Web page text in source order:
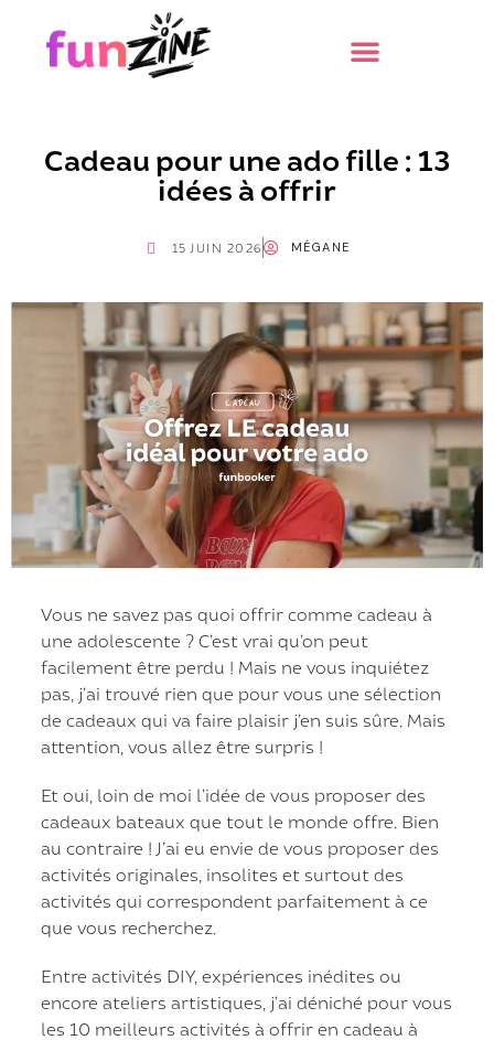
Cadeau pour une ado fille : 13
idées à offrir
15 JUIN 2026 MÉGANE
Vous ne savez pas quoi offrir comme cadeau à
une adolescente ? C’est vrai qu’on peut
facilement être perdu ! Mais ne vous inquiétez
pas, j’ai trouvé rien que pour vous une sélection
de cadeaux qui va faire plaisir j’en suis sûre. Mais
attention, vous allez être surpris !
Et oui, loin de moi l’idée de vous proposer des
cadeaux bateaux que tout le monde offre. Bien
au contraire ! J’ai eu envie de vous proposer des
activités originales, insolites et surtout des
activités qui correspondent parfaitement à ce
que vous recherchez.
Entre activités DIY, expériences inédites ou
encore ateliers artistiques, j’ai déniché pour vous
les 10 meilleurs activités à offrir en cadeau à